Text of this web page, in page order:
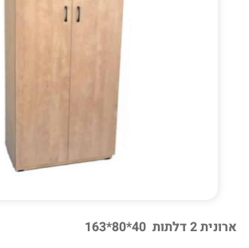
ארונית 2 דלתות 40*80*163